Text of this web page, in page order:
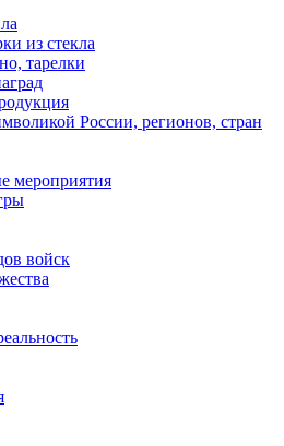
из стекла
тарелки
России, регионов, стран
мероприятия
войск